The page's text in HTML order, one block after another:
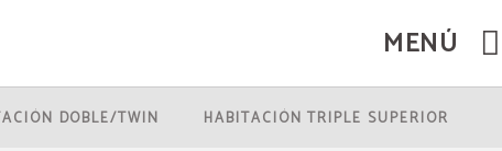
MENÚ
DOBLE/TWIN HABITACIÓN TRIPLE SUPERIOR